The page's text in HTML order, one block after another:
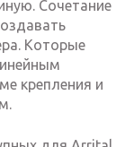
Сочетание
Которые
крепления и